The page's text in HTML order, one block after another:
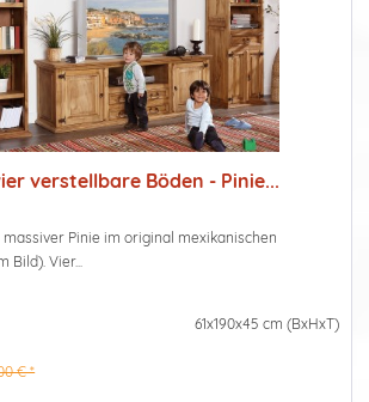
verstellbare Böden - Pinie...
massiver Pinie im original mexikanischen
Bild). Vier...
61x190x45 cm (BxHxT)
€ *